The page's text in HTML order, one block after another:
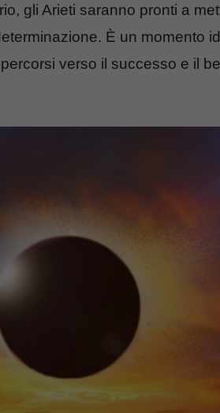
gli Arieti saranno pronti a
È un momento
verso il successo e il